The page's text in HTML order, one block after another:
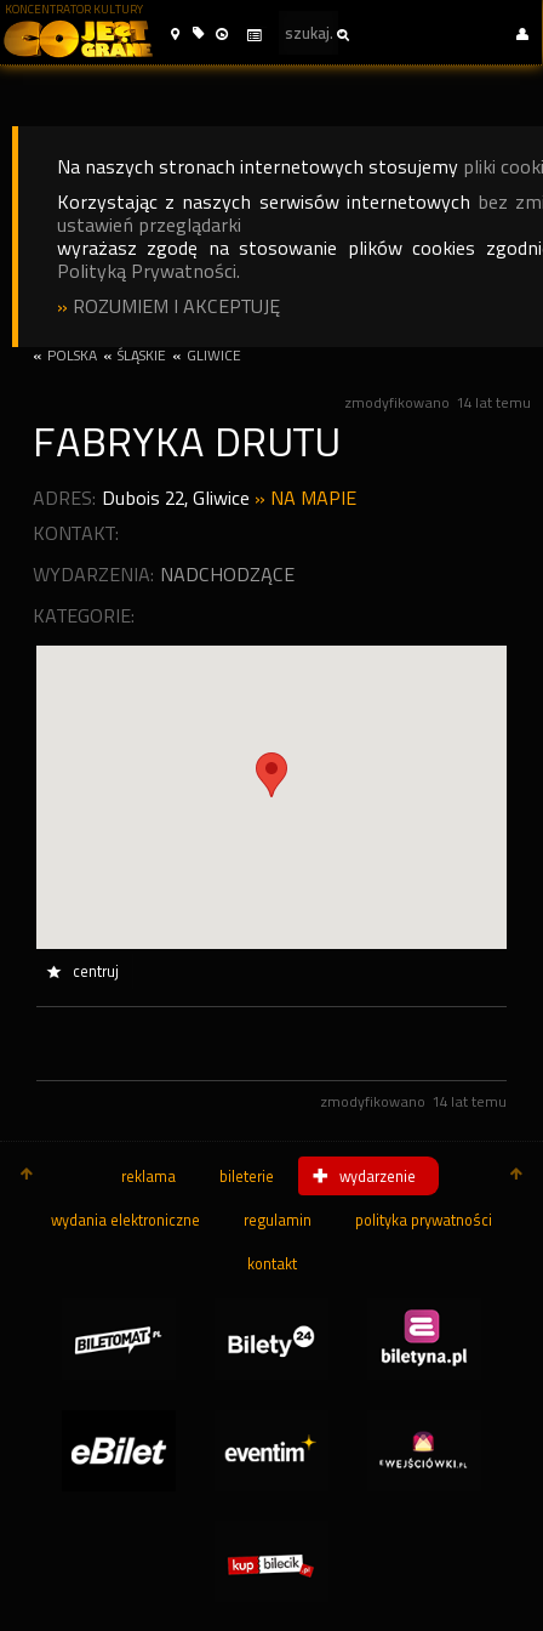
KONCENTRATOR KULTURY
Na naszych stronach internetowych stosujemy pliki
Korzystając z naszych serwisów internetowych bez
ustawień przeglądarki
wyrażasz zgodę na stosowanie plików cookies
Polityką Prywatności.
» ROZUMIEM I AKCEPTUJĘ
« POLSKA « ŚLĄSKIE « GLIWICE
zmodyfikowano 14 lat temu
FABRYKA DRUTU
ADRES: Dubois 22,Gliwice » NA MAPIE
KONTAKT:
WYDARZENIA: NADCHODZĄCE
KATEGORIE:
centruj
zmodyfikowano 14 lat temu
reklama bileterie wydarzenie
wydania elektroniczne regulamin polityka prywatności
kontakt